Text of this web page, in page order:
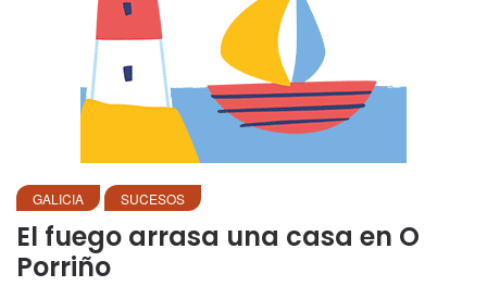
GALICIA SUCESOS
El fuego arrasa una casa en O
Porriño